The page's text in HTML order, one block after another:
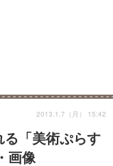
る「美術ぷらす
画像
2013.1.7（月） 15:42